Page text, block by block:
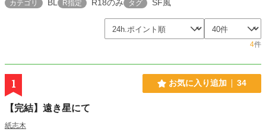
カテゴリ BL R指定 R18のみ タグ SF風
4件
1 お気に入り追加 34
【完結】遠き星にて
紙志木